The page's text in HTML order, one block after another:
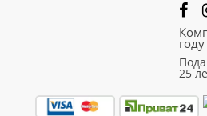
году
25